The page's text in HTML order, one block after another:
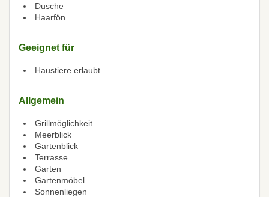
Dusche
Haarfön
Geeignet für
Haustiere erlaubt
Allgemein
Grillmöglichkeit
Meerblick
Gartenblick
Terrasse
Garten
Gartenmöbel
Sonnenliegen